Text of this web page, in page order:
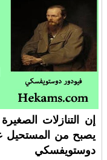
إن التنازلات
يصبح من المستحيل
دوستويفسكي